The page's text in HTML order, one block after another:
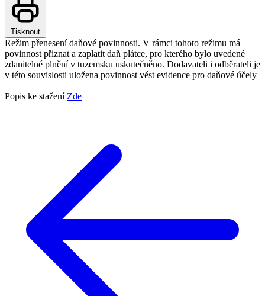
Tisknout
Režim přenesení daňové povinnosti. V rámci tohoto režimu má
povinnost přiznat a zaplatit daň plátce, pro kterého bylo uvedené
zdanitelné plnění v tuzemsku uskutečněno. Dodavateli i odběrateli je
v této souvislosti uložena povinnost vést evidence pro daňové účely
Popis ke stažení Zde